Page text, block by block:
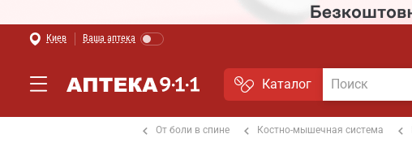
Киев Ваша аптека
Каталог
От боли в спине Костно-мышечная система